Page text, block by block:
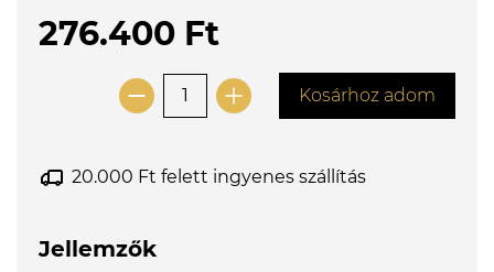
276.400 Ft
Kosárhoz adom
20.000 Ft felett ingyenes szállítás
Jellemzők